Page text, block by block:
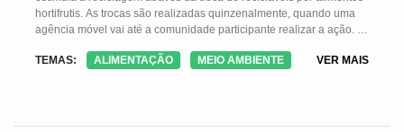
hortifrutis. As trocas são realizadas quinzenalmente, quando uma
agência móvel vai até a comunidade participante realizar a ação. A
frutas, além de uma hortaliça de brinde.
cadeia produtiva. Os cooperados, por sua vez, têm acesso a uma
TEMAS: ALIMENTAÇÃO MEIO AMBIENTE VER MAIS